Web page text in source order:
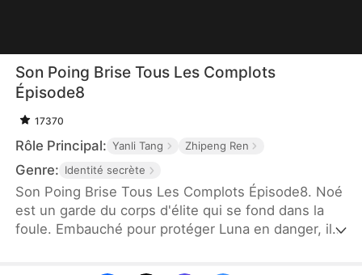
Son Poing Brise Tous Les Complots
Épisode8
17370
Rôle Principal: Yanli Tang Zhipeng Ren
Genre: Identité secrète
Son Poing Brise Tous Les Complots Épisode8. Noé
est un garde du corps d'élite qui se fond dans la
foule. Embauché pour protéger Luna en danger, il